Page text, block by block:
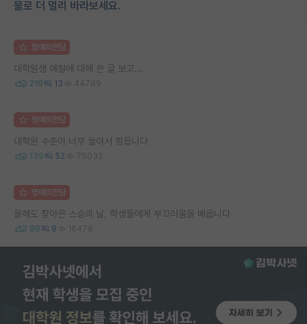
물로 더 멀리 바라보세요.
명예의전당
대학원생 예절에 대해 쓴 글 보고...
219 13 44789
명예의전당
대학원 수준이 너무 높아서 힘듭니다
139 52 75032
명예의전당
올해도 찾아온 스승의 날, 학생들에게 부끄러움을 배웁니다
89 8 16478